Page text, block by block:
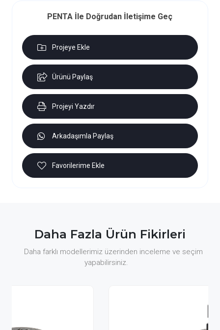
PENTA İle Doğrudan İletişime Geç
Projeye Ekle
Ürünü Paylaş
Projeyi Yazdır
Arkadaşımla Paylaş
Favorilerime Ekle
Daha Fazla Ürün Fikirleri
Daha farklı modellerimiz üzerinden inceleme ve seçim
yapabilirsiniz.